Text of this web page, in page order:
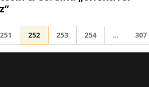
Gehe zur Seite
251 Gehe zur Seite
252 Gehe zur Seite
253 Gehe zur Seite
254 … 307